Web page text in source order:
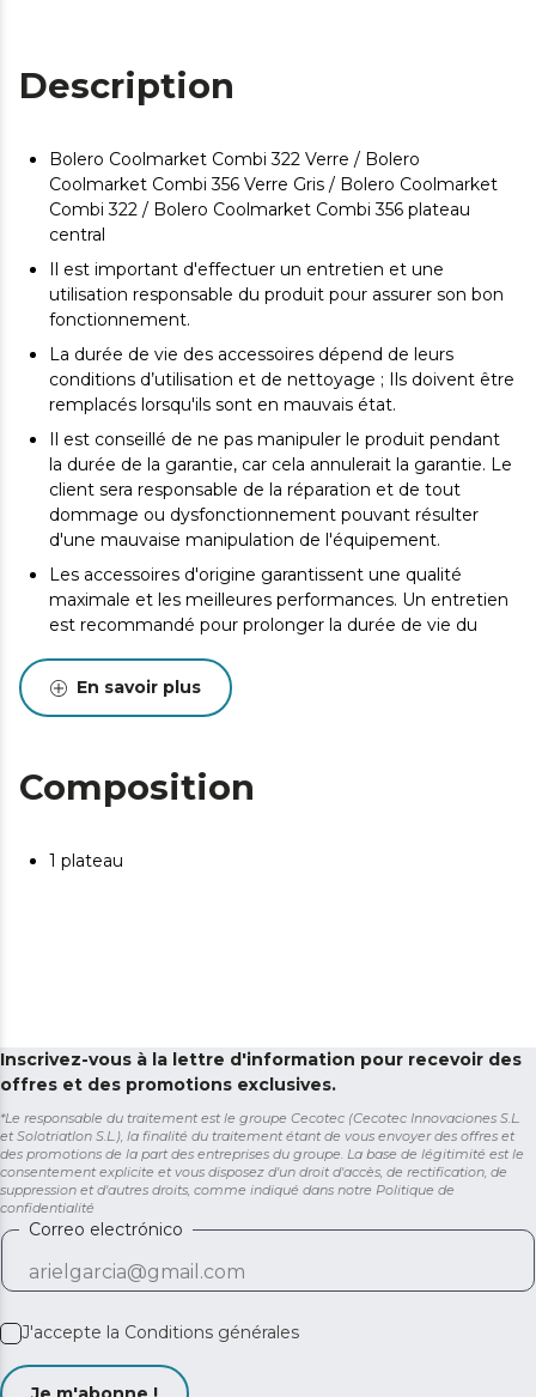
Description
Bolero Coolmarket Combi 322 Verre / Bolero
Coolmarket Combi 356 Verre Gris / Bolero Coolmarket
Combi 322 / Bolero Coolmarket Combi 356 plateau
central
Il est important d'effectuer un entretien et une
utilisation responsable du produit pour assurer son bon
fonctionnement.
La durée de vie des accessoires dépend de leurs
conditions d’utilisation et de nettoyage ; Ils doivent être
remplacés lorsqu'ils sont en mauvais état.
Il est conseillé de ne pas manipuler le produit pendant
la durée de la garantie, car cela annulerait la garantie. Le
client sera responsable de la réparation et de tout
dommage ou dysfonctionnement pouvant résulter
d'une mauvaise manipulation de l'équipement.
Les accessoires d'origine garantissent une qualité
maximale et les meilleures performances. Un entretien
est recommandé pour prolonger la durée de vie du
En savoir plus
Composition
1 plateau
Inscrivez-vous à la lettre d'information pour recevoir des
offres et des promotions exclusives.
*Le responsable du traitement est le groupe Cecotec (Cecotec Innovaciones S.L.
et Solotriatlon S.L.), la finalité du traitement étant de vous envoyer des offres et
des promotions de la part des entreprises du groupe. La base de légitimité est le
consentement explicite et vous disposez d'un droit d'accès, de rectification, de
suppression et d'autres droits, comme indiqué dans notre Politique de
confidentialité
Correo electrónico
J'accepte la Conditions générales